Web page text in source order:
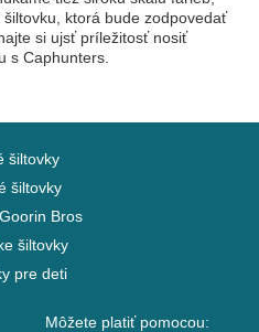
ktorá bude zodpovedať
si ujsť príležitosť nosiť
s Caphunters.
šiltovky
šiltovky
Bros
šiltovky
pre deti
Môžete platiť pomocou: